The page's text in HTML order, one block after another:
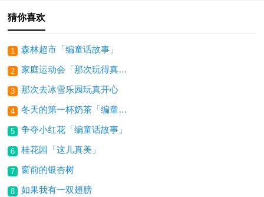
猜你喜欢
1 森林超市「编童话故事」
2 家庭运动会「那次玩得真高兴」
3 那次去冰雪乐园玩真开心
4 冬天的第一杯奶茶「编童话故事」
5 争夺小红花「编童话故事」
6 桂花园「这儿真美」
7 窗前的银杏树
8 如果我有一双翅膀